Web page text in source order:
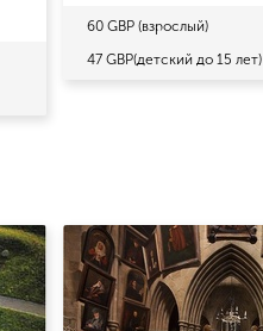
60 GBP (взрослый)
47 GBP(детский до 15 лет)